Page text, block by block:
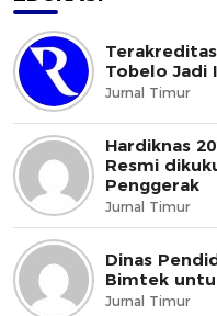
Tobelo Jadi
Jurnal Timur
Hardiknas
Resmi
Penggerak
Jurnal Timur
Dinas
Bimtek
Jurnal Timur